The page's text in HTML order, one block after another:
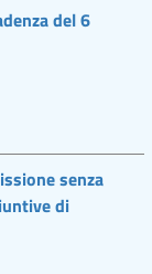
del 6
senza
di